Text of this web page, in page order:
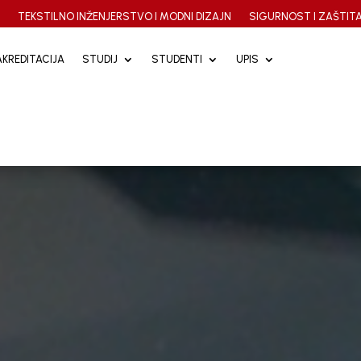
TEKSTILNO INŽENJERSTVO I MODNI DIZAJN SIGURNOST I
STUDIJ STUDENTI UPIS
STUDIJ STUDENTI UPIS